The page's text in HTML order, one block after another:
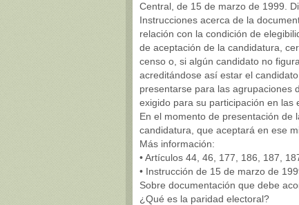
Central, de 15 de marzo de 1999.
Instrucciones acerca de la
relación con la condición de
de aceptación de la candidatura,
censo o, si algún candidato no
acreditándose así estar el
presentarse para las agrupaciones
exigido para su participación en las
En el momento de presentación de
candidatura, que aceptará en ese
Más información:
• Artículos 44, 46, 177, 186, 187,
• Instrucción de 15 de marzo de
Sobre documentación que debe
¿Qué es la paridad electoral?